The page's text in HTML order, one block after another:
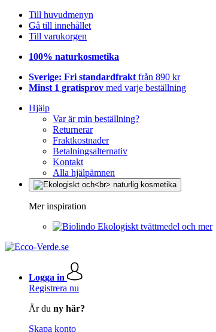
Till huvudmenyn
Gå till innehållet
Till varukorgen
100% naturkosmetika
Sverige: Fri standardfrakt från 890 kr
Minst 1 gratisprov med varje beställning
Hjälp
Var är min beställning?
Returnerar
Fraktkostnader
Betalningsalternativ
Kontakt
Alla hjälpämnen
Mer inspiration
Ekologiskt tvättmedel och mer
Logga in
Registrera nu
Är du ny här?
Skapa konto